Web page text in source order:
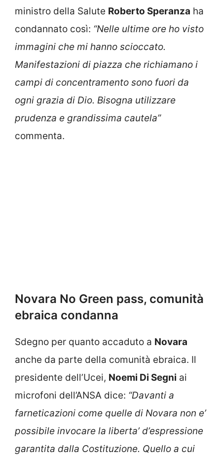
ministro della Salute Roberto Speranza ha
condannato così: “Nelle ultime ore ho visto
immagini che mi hanno scioccato.
Manifestazioni di piazza che richiamano i
campi di concentramento sono fuori da
ogni grazia di Dio. Bisogna utilizzare
prudenza e grandissima cautela”
commenta.
Novara No Green pass, comunità
ebraica condanna
Sdegno per quanto accaduto a Novara
anche da parte della comunità ebraica. Il
presidente dell’Ucei, Noemi Di Segni ai
microfoni dell’ANSA dice: “Davanti a
farneticazioni come quelle di Novara non e’
possibile invocare la liberta’ d’espressione
garantita dalla Costituzione. Quello a cui